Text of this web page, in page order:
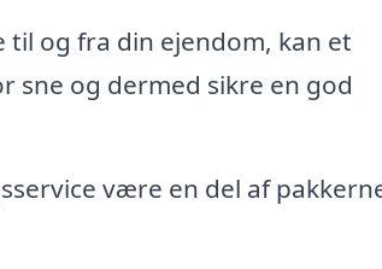
til og fra din ejendom, kan et
sne og dermed sikre en god
være en del af